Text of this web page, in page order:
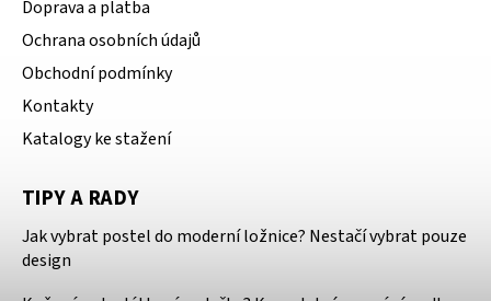
Doprava a platba
Ochrana osobních údajů
Obchodní podmínky
Kontakty
Katalogy ke stažení
TIPY A RADY
Jak vybrat postel do moderní ložnice? Nestačí vybrat pouze
design